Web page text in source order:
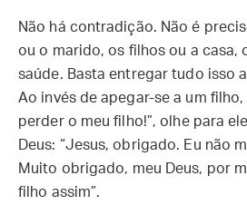
Não há contradição. Não é
ou o marido, os filhos ou a casa,
saúde. Basta entregar tudo isso
Ao invés de apegar-se a um
perder o meu filho!”, olhe para
Deus: “Jesus, obrigado. Eu não
Muito obrigado, meu Deus, por
filho assim”.